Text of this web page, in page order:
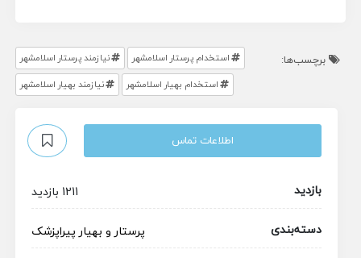
برچسب‌ها: استخدام پرستار اسلامشهر
نیازمند پرستار اسلامشهر
استخدام بهیار اسلامشهر
نیازمند بهیار اسلامشهر
اطلاعات تماس
بازدید
1211 بازدید
دسته‌بندی
پرستار و بهیار پیراپزشک